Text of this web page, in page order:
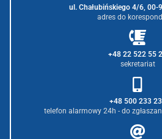
ul. Chałubińskiego 4/6, 00-
adres do
+48 22 522 55
sekretariat
+48 500 233
telefon alarmowy 24h - do